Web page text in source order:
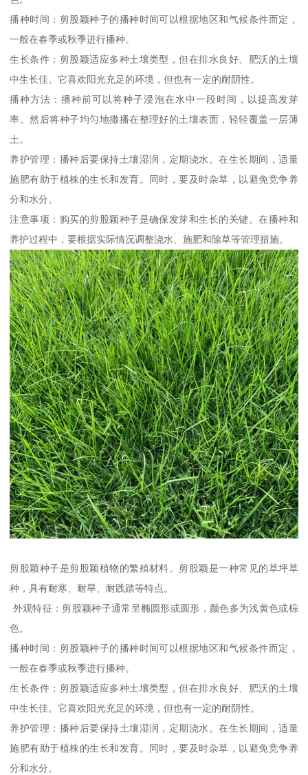
播种时间：剪股颖种子的播种时间可以根据地区和气候条件而定，
一般在春季或秋季进行播种。
生长条件：剪股颖适应多种土壤类型，但在排水良好、肥沃的土壤
中生长佳。它喜欢阳光充足的环境，但也有一定的耐阴性。
播种方法：播种前可以将种子浸泡在水中一段时间，以提高发芽
率。然后将种子均匀地撒播在整理好的土壤表面，轻轻覆盖一层薄
土。
养护管理：播种后要保持土壤湿润，定期浇水。在生长期间，适量
施肥有助于植株的生长和发育。同时，要及时杂草，以避免竞争养
分和水分。
注意事项：购买的剪股颖种子是确保发芽和生长的关键。在播种和
养护过程中，要根据实际情况调整浇水、施肥和除草等管理措施。
剪股颖种子是剪股颖植物的繁殖材料。剪股颖是一种常见的草坪草
种，具有耐寒、耐旱、耐践踏等特点。
外观特征：剪股颖种子通常呈椭圆形或圆形，颜色多为浅黄色或棕
色。
播种时间：剪股颖种子的播种时间可以根据地区和气候条件而定，
一般在春季或秋季进行播种。
生长条件：剪股颖适应多种土壤类型，但在排水良好、肥沃的土壤
中生长佳。它喜欢阳光充足的环境，但也有一定的耐阴性。
养护管理：播种后要保持土壤湿润，定期浇水。在生长期间，适量
施肥有助于植株的生长和发育。同时，要及时杂草，以避免竞争养
分和水分。